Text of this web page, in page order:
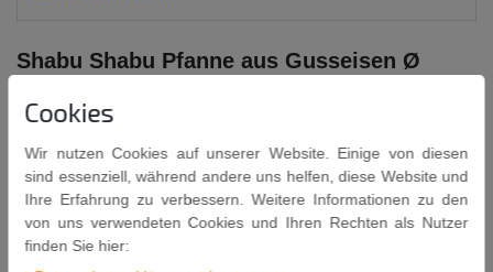
Shabu Shabu Pfanne aus Gusseisen Ø
für SHABU SHABU / SUKIYAKI / NABEMONO /
YOSENABE /FEUERTOPF nach japanischem
Vorbild
In Japan bezeichnet man den Feuertopf als " Nabemono".
Cookies
Wir nutzen Cookies auf unserer Website. Einige von diesen
sind essenziell, während andere uns helfen, diese Website und
Ihre Erfahrung zu verbessern. Weitere Informationen zu den
von uns verwendeten Cookies und Ihren Rechten als Nutzer
finden Sie hier: